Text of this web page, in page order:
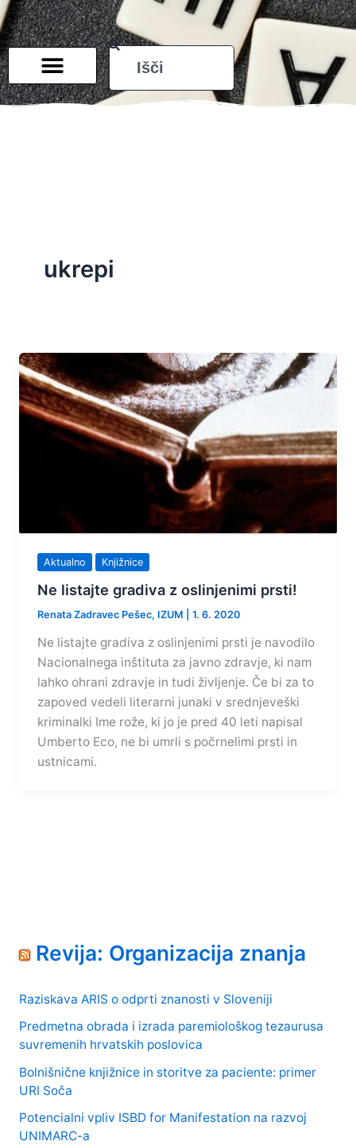
Search
ukrepi
Aktualno Knjižnice
Ne listajte gradiva z oslinjenimi prsti!
Renata Zadravec Pešec, IZUM |1. 6. 2020
Ne listajte gradiva z oslinjenimi prsti je navodilo
Nacionalnega inštituta za javno zdravje, ki nam
lahko ohrani zdravje in tudi življenje. Če bi za to
zapoved vedeli literarni junaki v srednjeveški
kriminalki Ime rože, ki jo je pred 40 leti napisal
Umberto Eco, ne bi umrli s počrnelimi prsti in
ustnicami.
Revija: Organizacija znanja
Raziskava ARIS o odprti znanosti v Sloveniji
Predmetna obrada i izrada paremiološkog tezaurusa
suvremenih hrvatskih poslovica
Bolnišnične knjižnice in storitve za paciente: primer
URI Soča
Potencialni vpliv ISBD for Manifestation na razvoj
UNIMARC-a